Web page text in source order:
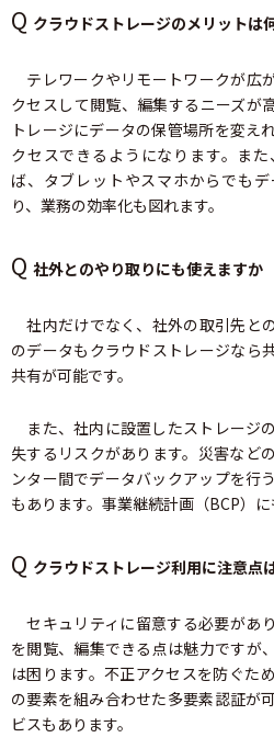
Q クラウドストレージのメリットは
テレワークやリモートワークが広
クセスして閲覧、編集するニーズが
トレージにデータの保管場所を変え
クセスできるようになります。ま
ば、タブレットやスマホからでも
り、業務の効率化も図れます。
Q 社外とのやり取りにも使えますか
社内だけでなく、社外の取引先と
のデータもクラウドストレージなら
共有が可能です。
また、社内に設置したストレージ
失するリスクがあります。災害など
ンター間でデータバックアップを行
もあります。事業継続計画（BCP）に
Q クラウドストレージ利用に注意点
セキュリティに留意する必要があ
を閲覧、編集できる点は魅力ですが
は困ります。不正アクセスを防ぐた
の要素を組み合わせた多要素認証が
ビスもあります。